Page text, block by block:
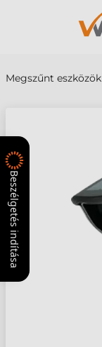
Megszűnt eszközök
Beszélgetés indítása